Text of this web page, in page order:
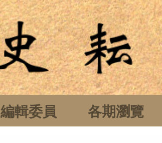
編輯委員 各期瀏覽